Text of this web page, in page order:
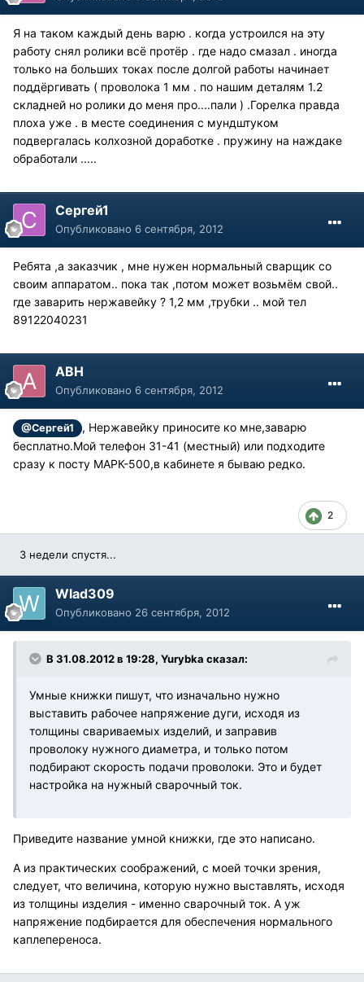
Я на таком каждый день варю . когда устроился на эту
работу снял ролики всё протёр . где надо смазал . иногда
только на больших токах после долгой работы начинает
поддёргивать ( проволока 1 мм . по нашим деталям 1.2
складней но ролики до меня про....пали ) .Горелка правда
плоха уже . в месте соединения с мундштуком
подвергалась колхозной доработке . пружину на наждаке
обработали .....
Сергей1
Опубликовано 6 сентября, 2012
Ребята ,а заказчик , мне нужен нормальный сварщик со
своим аппаратом.. пока так ,потом может возьмём свой..
где заварить нержавейку ? 1,2 мм ,трубки .. мой тел
89122040231
АВН
Опубликовано 6 сентября, 2012
@Сергей1
, Нержавейку приносите ко мне,заварю
бесплатно.Мой телефон 31-41 (местный) или подходите
сразу к посту МАРК-500,в кабинете я бываю редко.
2
3 недели спустя...
Wlad309
Опубликовано 26 сентября, 2012
В 31.08.2012 в 19:28, Yurybka сказал:
Умные книжки пишут, что изначально нужно
выставить рабочее напряжение дуги, исходя из
толщины свариваемых изделий, и заправив
проволоку нужного диаметра, и только потом
подбирают скорость подачи проволоки. Это и будет
настройка на нужный сварочный ток.
Приведите название умной книжки, где это написано.
А из практических соображений, с моей точки зрения,
следует, что величина, которую нужно выставлять, исходя
из толщины изделия - именно сварочный ток. А уж
напряжение подбирается для обеспечения нормального
каплепереноса.